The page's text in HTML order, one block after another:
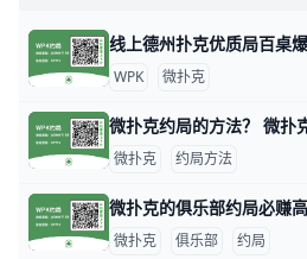
WPK 微扑克
微扑克 约局方法
微扑克 俱乐部 约局